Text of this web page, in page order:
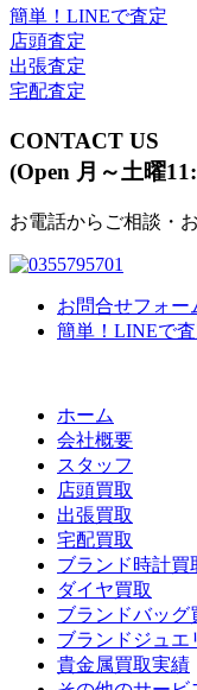
簡単！LINEで査定
店頭査定
出張査定
宅配査定
CONTACT US
(Open 月～土曜
お電話からご相談・
お問合せフォー
簡単！LINEで
ホーム
会社概要
スタッフ
店頭買取
出張買取
宅配買取
ブランド時計買
ダイヤ買取
ブランドバッグ
ブランドジュエ
貴金属買取実績